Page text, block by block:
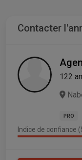
Contacter
122
PRO
Indice de confiance